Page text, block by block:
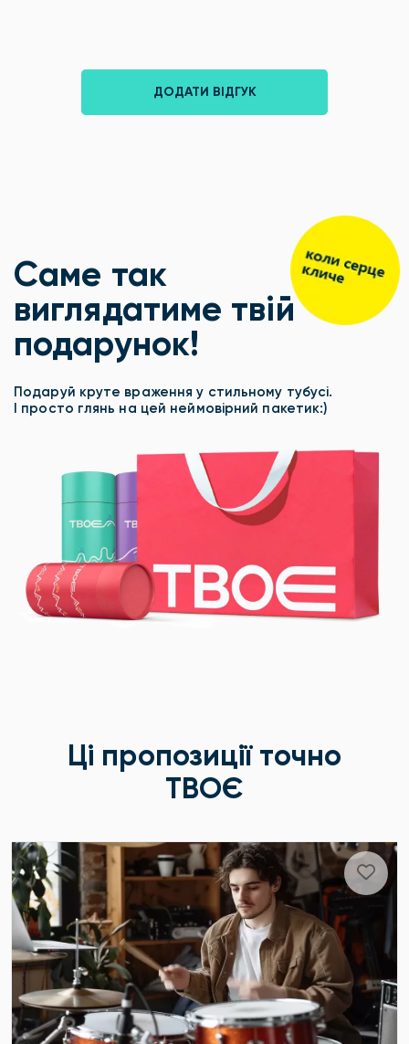
ДОДАТИ ВІДГУК
Саме так
виглядатиме твій
подарунок!
Подаруй круте враження у стильному тубусі.
І просто глянь на цей неймовірний пакетик:)
Ці пропозиції точно
ТВОЄ